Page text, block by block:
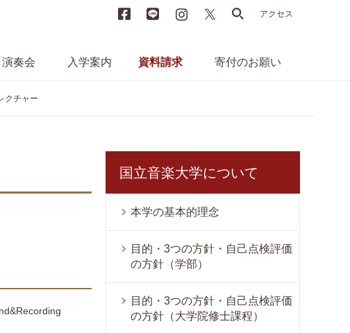
FacebookLINE instagram search
アクセス
演奏会 入学案内 資料請求 寄付のお願い
クチャー
国立音楽大学について
本学の基本的理念
目的・3つの方針・自己点検評価
の方針（学部）
目的・3つの方針・自己点検評価
の方針（大学院修士課程）